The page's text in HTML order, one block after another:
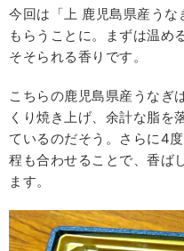
今回は「上 鹿児島県産う
もらうことに。まずは温め
そそられる香りです。
こちらの鹿児島県産うなぎ
くり焼き上げ、余計な脂を
ているのだそう。さらに4
程も合わせることで、香ば
ます。